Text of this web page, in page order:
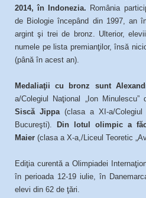
2014, în Indonezia. România
de Biologie începând din 1997, an
argint şi trei de bronz. Ulterior,
numele pe lista premianţilor, însă
(până în acest an).
Medaliaţii cu bronz sunt
a/Colegiul Naţional „Ion Minulescu”
Siscă Jippa(clasa a XI-a/Colegiul
Bucureşti).
Din lotul olimpic a
Maier (clasa a X-a,/Liceul Teoretic
Ediţia curentă a Olimpiadei
în perioada 12-19 iulie, în
elevi din 62 de ţări.